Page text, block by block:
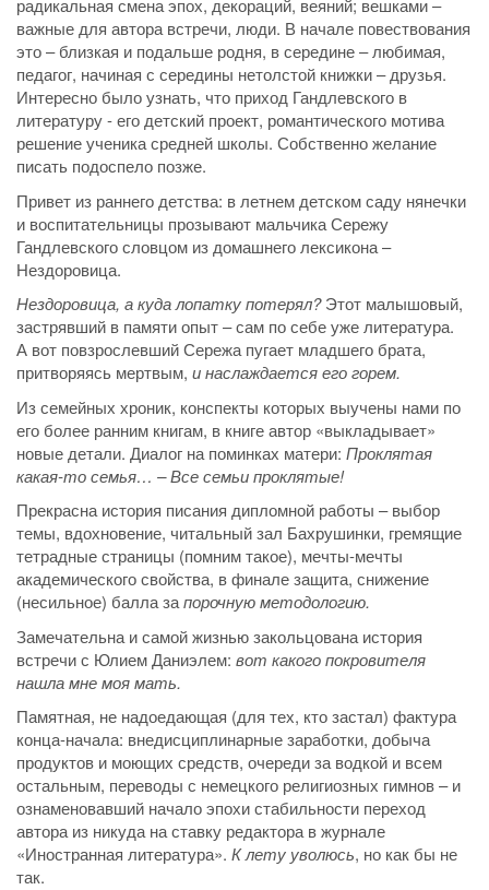
радикальная смена эпох, декораций, веяний; вешками –
важные для автора встречи, люди. В начале повествования
это – близкая и подальше родня, в середине – любимая,
педагог, начиная с середины нетолстой книжки – друзья.
Интересно было узнать, что приход Гандлевского в
литературу - его детский проект, романтического мотива
решение ученика средней школы. Собственно желание
писать подоспело позже.
Привет из раннего детства: в летнем детском саду нянечки
и воспитательницы прозывают мальчика Сережу
Гандлевского словцом из домашнего лексикона –
Нездоровица.
Нездоровица, а куда лопатку потерял?Этот малышовый,
застрявший в памяти опыт – сам по себе уже литература.
А вот повзрослевший Сережа пугает младшего брата,
притворяясь мертвым, и наслаждается его горем.
Из семейных хроник, конспекты которых выучены нами по
его более ранним книгам, в книге автор «выкладывает»
новые детали. Диалог на поминках матери: Проклятая
какая-то семья… – Все семьи проклятые!
Прекрасна история писания дипломной работы – выбор
темы, вдохновение, читальный зал Бахрушинки, гремящие
тетрадные страницы (помним такое), мечты-мечты
академического свойства, в финале защита, снижение
(несильное) балла запорочную методологию.
Замечательна и самой жизнью закольцована история
встречи с Юлием Даниэлем: вот какого покровителя
нашла мне моя мать.
Памятная, не надоедающая (для тех, кто застал) фактура
конца-начала: внедисциплинарные заработки, добыча
продуктов и моющих средств, очереди за водкой и всем
остальным, переводы с немецкого религиозных гимнов – и
ознаменовавший начало эпохи стабильности переход
автора из никуда на ставку редактора в журнале
«Иностранная литература». К лету уволюсь, но как бы не
так.